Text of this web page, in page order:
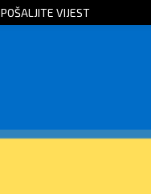
POŠALJITE VIJEST